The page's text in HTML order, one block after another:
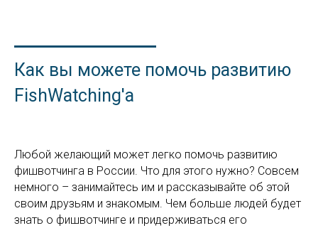
Как вы можете помочь развитию
FishWatching'а
Любой желающий может легко помочь развитию
фишвотчинга в России. Что для этого нужно? Совсем
немного – занимайтесь им и рассказывайте об этой
своим друзьям и знакомым. Чем больше людей будет
знать о фишвотчинге и придерживаться его